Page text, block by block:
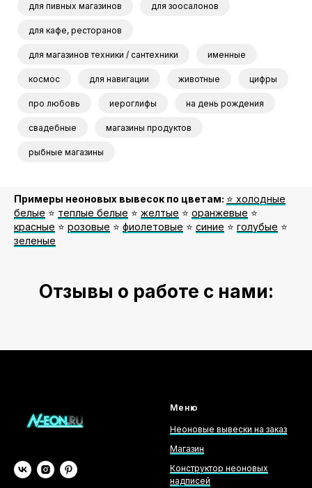
для пивных магазинов для зоосалонов
для кафе, ресторанов
для магазинов техники / сантехники именные
космос для навигации животные цифры
про любовь иероглифы на день рождения
свадебные магазины продуктов
рыбные магазины
Примеры неоновых вывесок по цветам: ⭐️ холодные
белые ⭐️ теплые белые ⭐️ желтые ⭐️ оранжевые ⭐️
красные ⭐️ розовые ⭐️ фиолетовые ⭐️ синие ⭐️ голубые ⭐️
зеленые
Отзывы о работе с нами:
Меню
Неоновые вывески на заказ
Магазин
Конструктор неоновых
надписей